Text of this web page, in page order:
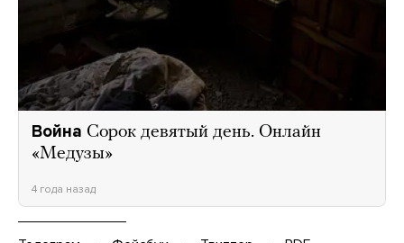
Война Сорок девятый день. Онлайн
«Медузы»
4 года назад